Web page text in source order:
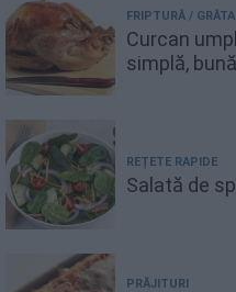
FRIPTURĂ /
Curcan
simplă,
REȚETE RAPIDE
Salată de
PRĂJITURI